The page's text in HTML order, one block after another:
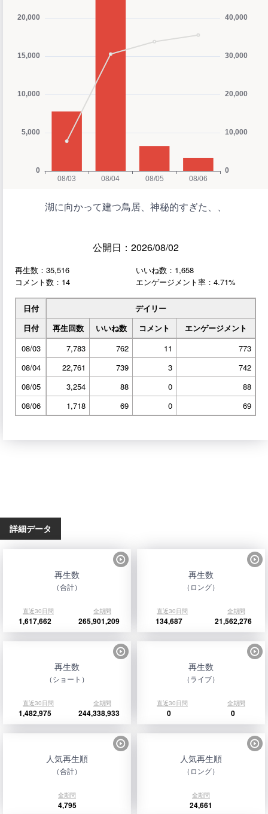
湖に向かって建つ鳥居、神秘的すぎた、、
公開日：2026/08/02
再生数：35,516
いいね数：1,658
コメント数：14
エンゲージメント率：4.71%
日付
デイリー
日付
再生回数 いいね数 コメント
エンゲージメント
08/03
7,783 762 11
773
08/04
22,761 739 3
742
08/05
3,254 88 0
88
08/06
1,718 69 0 69
詳細データ
再生数
（合計）
直近30日間 全期間
1,617,662 265,901,209
再生数
（ロング）
直近30日間 全期間
134,687 21,562,276
再生数
（ショート）
直近30日間 全期間
1,482,975 244,338,933
再生数
（ライブ）
直近30日間 全期間
0 0
人気再生順
（合計）
全期間
4,795
人気再生順
（ロング）
全期間
24,661